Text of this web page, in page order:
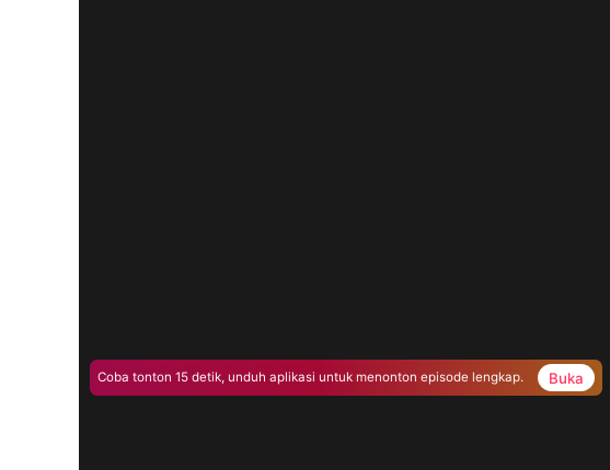
Coba tonton 15 detik, unduh aplikasi untuk menonton episode lengkap. Buka